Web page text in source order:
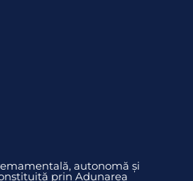
autonomă și
prin Adunarea